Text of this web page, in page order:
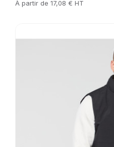
Prix
À partir de17,08 € HT